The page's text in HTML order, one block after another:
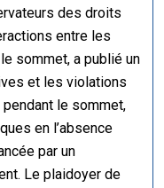
des droits
entre les
sommet, a publié un
et les violations
le sommet,
en l’absence
par un
Le plaidoyer de